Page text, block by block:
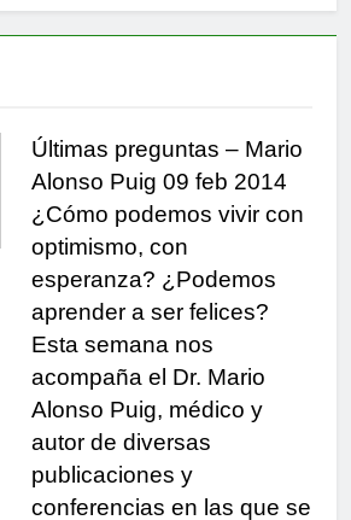
🌸 La fuerza olvidada de
la ternura
impulsa tu bienestar»
9 Meses Atrás
Las estacas invisibles:
cómo las creencias
limitantes frenan nuestro
poder
10 Meses Atrás
Espiritualidad integral:
Panikkar, Wilber y Rahner
en diálogo
11 Meses Atrás
Últimas preguntas – Mario
Alonso Puig 09 feb 2014
¿Cómo podemos vivir con
optimismo, con
esperanza? ¿Podemos
aprender a ser felices?
Esta semana nos
acompaña el Dr. Mario
Alonso Puig, médico y
autor de diversas
publicaciones y
conferencias en las que se